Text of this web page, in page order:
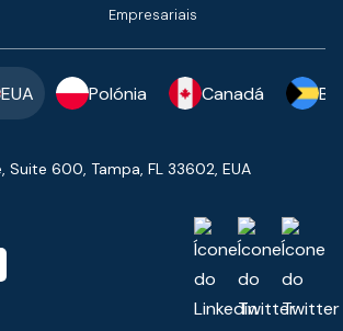
Empresariais
EUA Polónia Canadá
Suite 600, Tampa, FL 33602, EUA